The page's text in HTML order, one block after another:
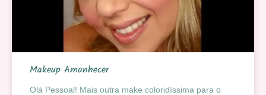
Makeup Amanhecer
Olá Pessoal! Mais outra make coloridíssima para o